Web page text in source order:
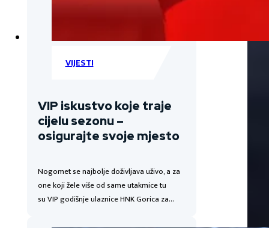
VIJESTI
VIP iskustvo koje traje
cijelu sezonu –
osigurajte svoje mjesto
Nogomet se najbolje doživljava uživo, a za
one koji žele više od same utakmice tu
su VIP godišnje ulaznice HNK Gorica za…